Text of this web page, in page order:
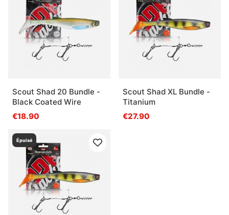
Scout Shad 20 Bundle -
Black Coated Wire
€18.90
Scout Shad XL Bundle -
Titanium
€27.90
Épuisé